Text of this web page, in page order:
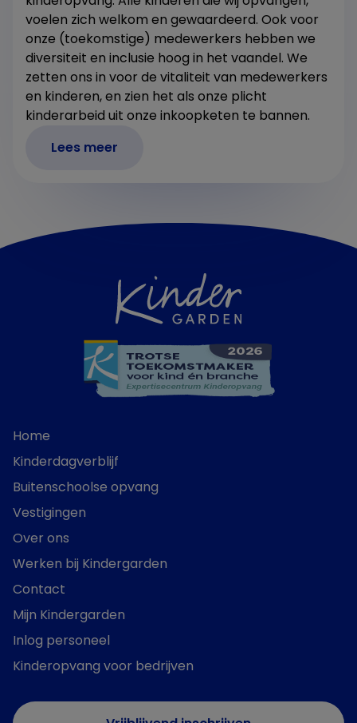
voelen zich welkom en gewaardeerd. Ook voor
onze (toekomstige) medewerkers hebben we
diversiteit en inclusie hoog in het vaandel. We
zetten ons in voor de vitaliteit van medewerkers
en kinderen, en zien het als onze plicht
kinderarbeid uit onze inkoopketen te bannen.
Lees meer
Home
Kinderdagverblijf
Buitenschoolse opvang
Vestigingen
Over ons
Werken bij Kindergarden
Contact
Mijn Kindergarden
Inlog personeel
Kinderopvang voor bedrijven